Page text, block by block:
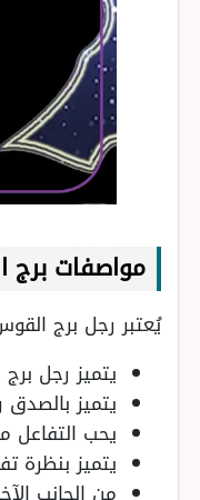
مواصفات برج
يُعتبر رجل برج
يتميز رجل
يتميز
يحب التفاعل
يتميز بنظرة
من الجانب